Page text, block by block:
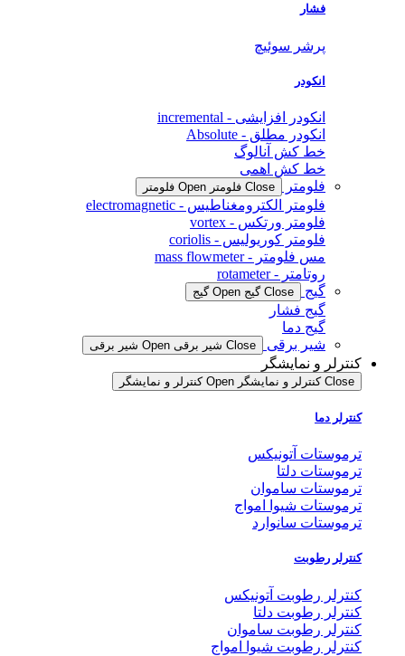
فشار
پرشر سوئیچ
انکودر
انکودر افزایشی - incremental
انکودر مطلق - Absolute
خط کش آنالوگ
خط کش اهمی
فلومتر
Close فلومتر Open فلومتر
فلومتر الکترومغناطیس - electromagnetic
فلومتر ورتکس - vortex
فلومتر کوریولیس - coriolis
مس فلومتر - mass flowmeter
روتامتر - rotameter
گیج
Close گیج Open گیج
گیج فشار
گیج دما
شیر برقی
Close شیر برقی Open شیر برقی
کنترلر و نمایشگر
Close کنترلر و نمایشگر Open کنترلر و نمایشگر
کنترلر دما
ترموستات آتونیکس
ترموستات دلتا
ترموستات ساموان
ترموستات شیوا امواج
ترموستات سانوارد
کنترلر رطوبت
کنترلر رطوبت آتونیکس
کنترلر رطوبت دلتا
کنترلر رطوبت ساموان
کنترلر رطوبت شیوا امواج